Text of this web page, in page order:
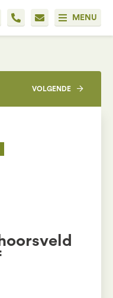
MENU
VOLGENDE